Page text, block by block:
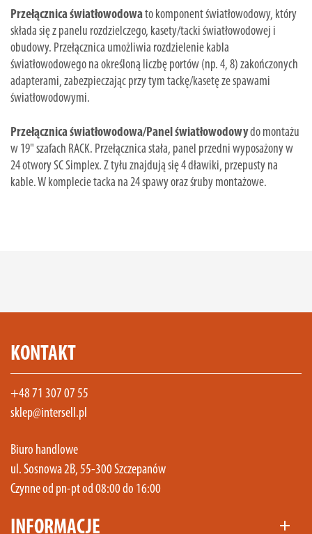
Przełącznica światłowodowato komponent światłowodowy, który
składa się z panelu rozdzielczego, kasety/tacki światłowodowej i
obudowy. Przełącznica umożliwia rozdzielenie kabla
światłowodowego na określoną liczbę portów (np. 4, 8) zakończonych
adapterami, zabezpieczając przy tym tackę/kasetę ze spawami
światłowodowymi.
Przełącznica światłowodowa/Panel światłowodowydo montażu
w 19" szafach RACK. Przełącznica stała, panel przedni wyposażony w
24 otwory SC Simplex. Z tyłu znajdują się 4 dławiki, przepusty na
kable. W komplecie tacka na 24 spawy oraz śruby montażowe.
KONTAKT
+48 71 307 07 55
sklep@intersell.pl
Biuro handlowe
ul. Sosnowa 2B, 55-300 Szczepanów
Czynne od pn-pt od 08:00 do 16:00
INFORMACJE add